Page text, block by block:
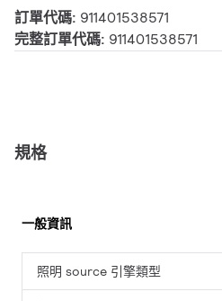
訂單代碼: 911401538571
完整訂單代碼: 911401538571
規格
一般資訊
照明 source 引擎類型